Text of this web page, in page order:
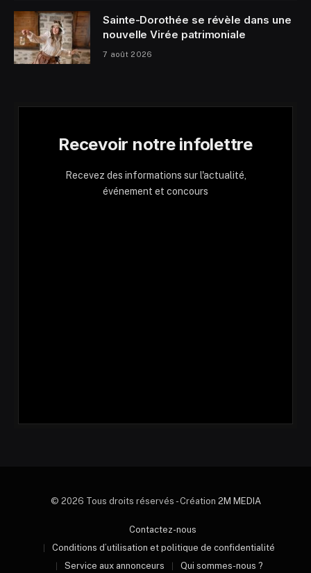
Sainte-Dorothée se révèle dans une
nouvelle Virée patrimoniale
7 août 2026
Recevoir notre infolettre
Recevez des informations sur l'actualité,
événement et concours
© 2026 Tous droits réservés - Création 2M MEDIA
Contactez-nous
Conditions d’utilisation et politique de confidentialité
Service aux annonceurs
Qui sommes-nous ?